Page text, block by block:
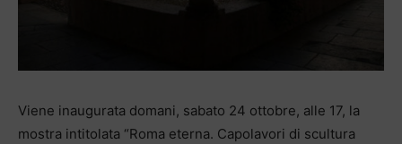
Viene inaugurata domani, sabato 24 ottobre, alle 17, la
mostra intitolata “Roma eterna. Capolavori di scultura